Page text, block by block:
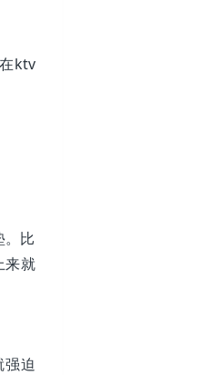
ktv
。比
来就
迫